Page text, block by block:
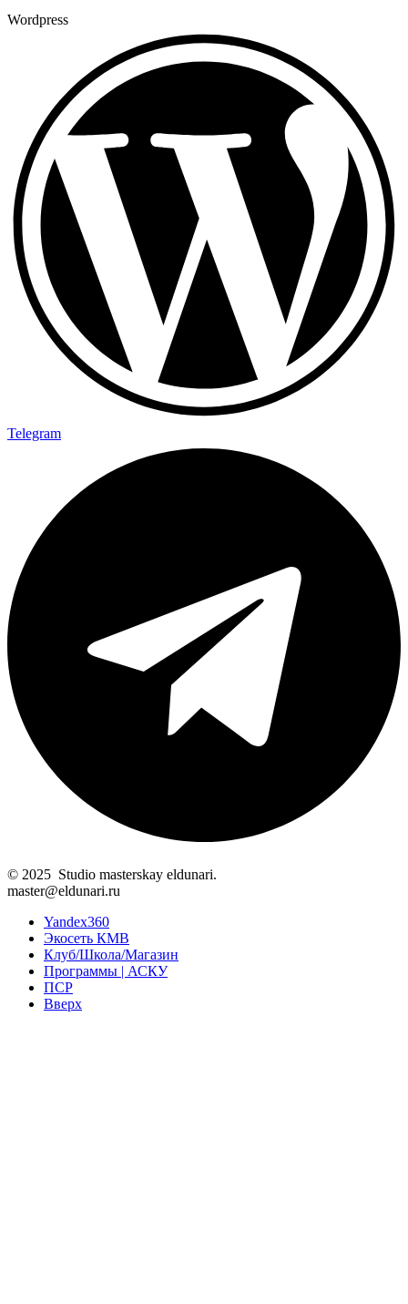
Wordpress
Telegram
© 2025 Studio masterskay eldunari.
master@eldunari.ru
Yandex360
Экосеть КМВ
Клуб/Школа/Магазин
Программы | АСКУ
ПСР
Вверх